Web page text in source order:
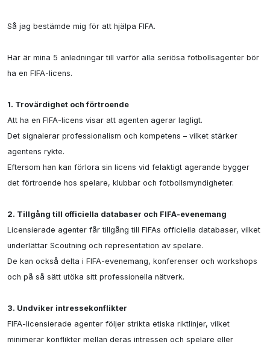
Så jag bestämde mig för att hjälpa FIFA.
Här är mina 5 anledningar till varför alla seriösa fotbollsagenter bör
ha en FIFA-licens.
1. Trovärdighet och förtroende
Att ha en FIFA-licens visar att agenten agerar lagligt.
Det signalerar professionalism och kompetens – vilket stärker
agentens rykte.
Eftersom han kan förlora sin licens vid felaktigt agerande bygger
det förtroende hos spelare, klubbar och fotbollsmyndigheter.
2. Tillgång till officiella databaser och FIFA-evenemang
Licensierade agenter får tillgång till FIFAs officiella databaser, vilket
underlättar Scoutning och representation av spelare.
De kan också delta i FIFA-evenemang, konferenser och workshops
och på så sätt utöka sitt professionella nätverk.
3. Undviker intressekonflikter
FIFA-licensierade agenter följer strikta etiska riktlinjer, vilket
minimerar konflikter mellan deras intressen och spelare eller